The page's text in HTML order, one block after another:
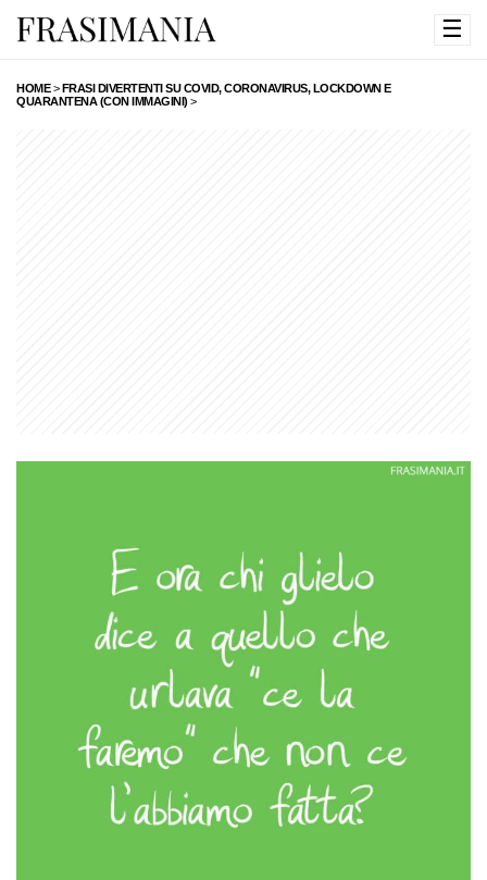
☰
HOME>FRASI DIVERTENTI SU COVID, CORONAVIRUS, LOCKDOWN E
QUARANTENA (CON IMMAGINI) >